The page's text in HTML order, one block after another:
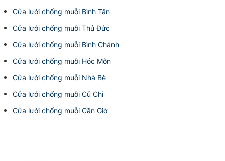
Cửa lưới chống muỗi Bình Tân
Cửa lưới chống muỗi Thủ Đức
Cửa lưới chống muỗi Bình Chánh
Cửa lưới chống muỗi Hóc Môn
Cửa lưới chống muỗi Nhà Bè
Cửa lưới chống muỗi Củ Chi
Cửa lưới chống muỗi Cần Giờ